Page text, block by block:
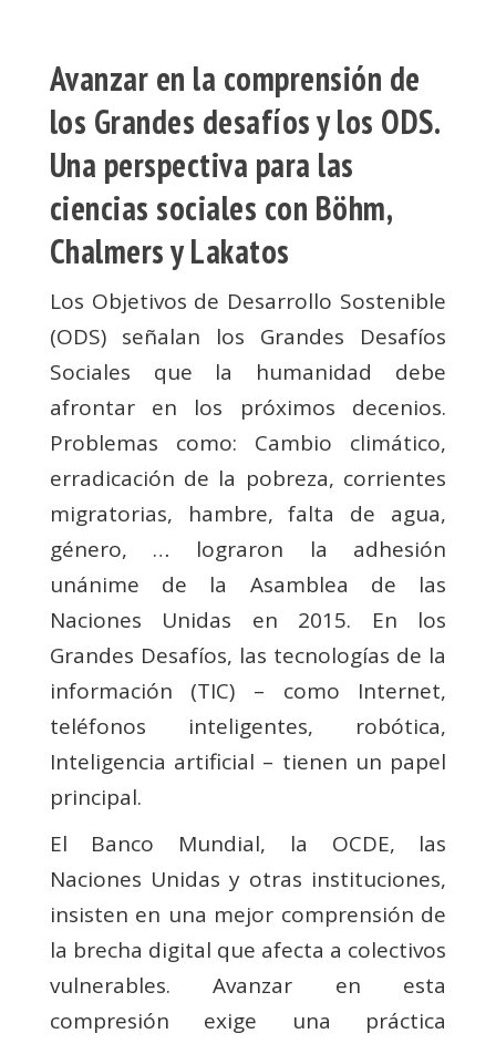
Avanzar en la comprensión de
los Grandes desafíos y los ODS.
Una perspectiva para las
ciencias sociales con Böhm,
Chalmers y Lakatos
Los Objetivos de Desarrollo Sostenible
(ODS) señalan los Grandes Desafíos
Sociales que la humanidad debe
afrontar en los próximos decenios.
Problemas como: Cambio climático,
erradicación de la pobreza, corrientes
migratorias, hambre, falta de agua,
género, … lograron la adhesión
unánime de la Asamblea de las
Naciones Unidas en 2015. En los
Grandes Desafíos, las tecnologías de la
información (TIC) – como Internet,
teléfonos inteligentes, robótica,
Inteligencia artificial – tienen un papel
principal.
El Banco Mundial, la OCDE, las
Naciones Unidas y otras instituciones,
insisten en una mejor comprensión de
la brecha digital que afecta a colectivos
vulnerables. Avanzar en esta
compresión exige una práctica